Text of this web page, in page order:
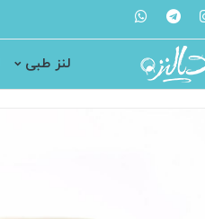
لنز طبی